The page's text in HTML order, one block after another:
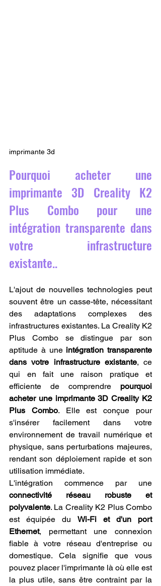
imprimante 3d
Pourquoi acheter une
imprimante 3D Creality K2
Plus Combo pour une
intégration transparente dans
votre infrastructure
existante..
L'ajout de nouvelles technologies peut
souvent être un casse-tête, nécessitant
des adaptations complexes des
infrastructures existantes. La Creality K2
Plus Combo se distingue par son
aptitude à une intégration transparente
dans votre infrastructure existante, ce
qui en fait une raison pratique et
efficiente de comprendre pourquoi
acheter une imprimante 3D Creality K2
Plus Combo. Elle est conçue pour
s'insérer facilement dans votre
environnement de travail numérique et
physique, sans perturbations majeures,
rendant son déploiement rapide et son
utilisation immédiate.
connectivité réseau robuste et
polyvalente. La Creality K2 Plus Combo
est équipée du Wi-Fi et d'un port
Ethernet, permettant une connexion
fiable à votre réseau d'entreprise ou
domestique. Cela signifie que vous
pouvez placer l'imprimante là où elle est
la plus utile, sans être contraint par la